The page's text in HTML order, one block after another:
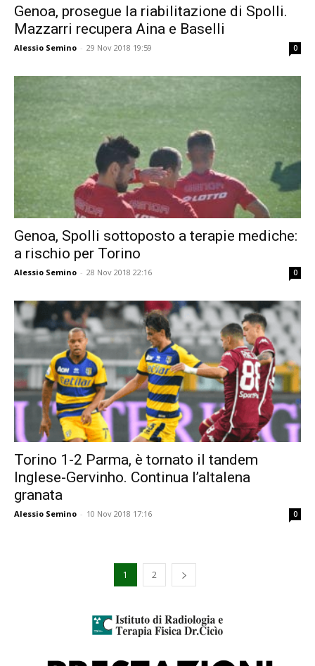
Genoa, prosegue la riabilitazione di Spolli.
Mazzarri recupera Aina e Baselli
Alessio Semino - 29 Nov 2018 19:59 0
Genoa, Spolli sottoposto a terapie mediche:
a rischio per Torino
Alessio Semino - 28 Nov 2018 22:16 0
Torino 1-2 Parma, è tornato il tandem
Inglese-Gervinho. Continua l’altalena
granata
Alessio Semino - 10 Nov 2018 17:16 0
1 2